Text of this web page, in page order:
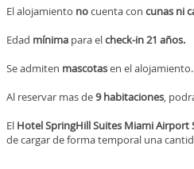
El alojamiento nocuenta con cunas ni
Edad mínima para elcheck-in 21 años.
Se admiten mascotasen el
Al reservar mas de9 habitaciones,
El Hotel SpringHill Suites Miami Airport
de cargar de forma temporal una